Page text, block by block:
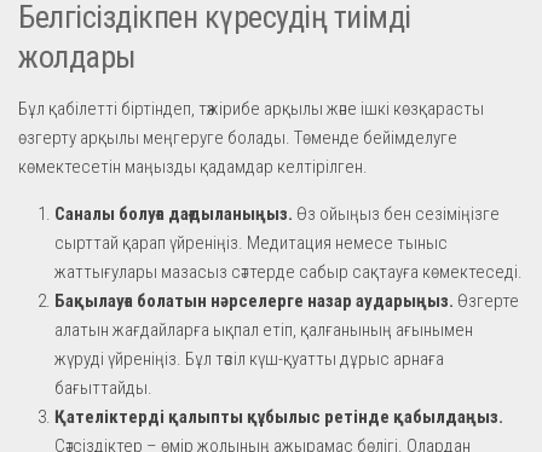
Белгісіздікпен күресудің тиімді
жолдары
Бұл қабілетті біртіндеп, тәжірибе арқылы және ішкі көзқарасты
өзгерту арқылы меңгеруге болады. Төменде бейімделуге
көмектесетін маңызды қадамдар келтірілген.
Саналы болуға дағдыланыңыз. Өз ойыңыз бен сезіміңізге
сырттай қарап үйреніңіз. Медитация немесе тыныс
жаттығулары мазасыз сәттерде сабыр сақтауға көмектеседі.
Бақылауға болатын нәрселерге назар аударыңыз. Өзгерте
алатын жағдайларға ықпал етіп, қалғанының ағынымен
жүруді үйреніңіз. Бұл тәсіл күш-қуатты дұрыс арнаға
бағыттайды.
Қателіктерді қалыпты құбылыс ретінде қабылдаңыз.
Сәтсіздіктер – өмір жолының ажырамас бөлігі. Олардан